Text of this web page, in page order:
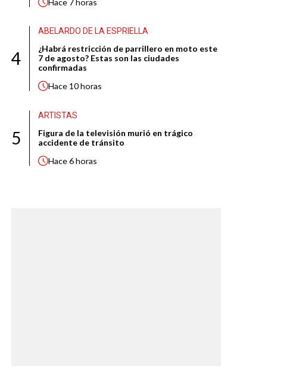
4
ABELARDO DE LA ESPRIELLA
¿Habrá restricción de parrillero en moto este
7 de agosto? Estas son las ciudades
confirmadas
Hace 10 horas
5
ARTISTAS
Figura de la televisión murió en trágico
accidente de tránsito
Hace6 horas